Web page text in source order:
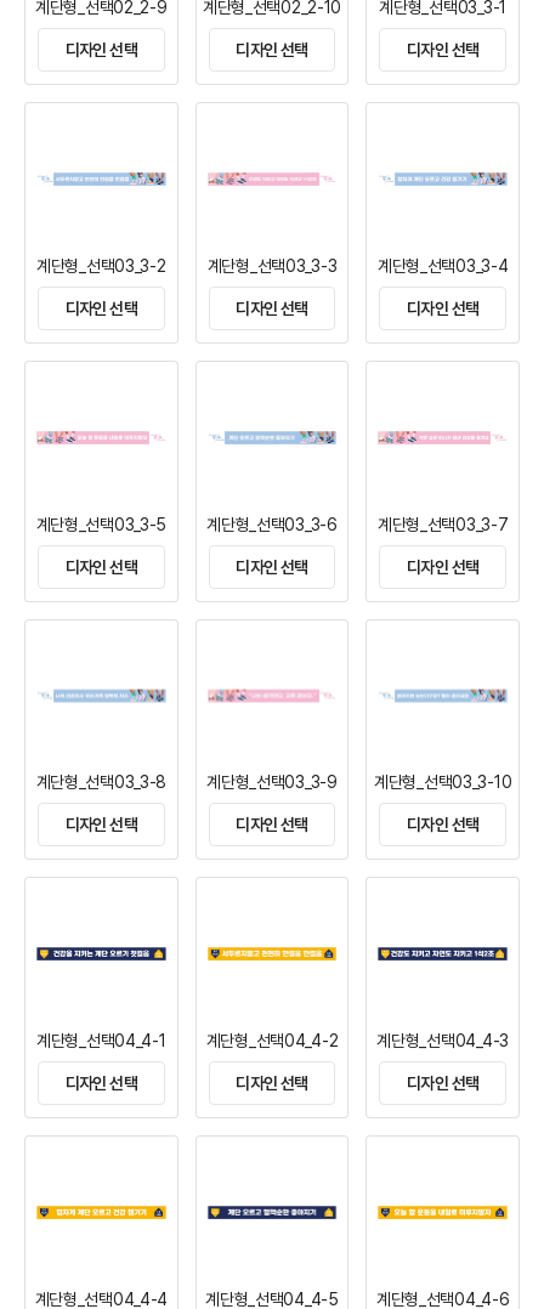
계단형_선택02_2-9
디자인 선택
계단형_선택02_2-10
디자인 선택
계단형_선택03_3-1
디자인 선택
계단형_선택03_3-2
디자인 선택
계단형_선택03_3-3
디자인 선택
계단형_선택03_3-4
디자인 선택
계단형_선택03_3-5
디자인 선택
계단형_선택03_3-6
디자인 선택
계단형_선택03_3-7
디자인 선택
계단형_선택03_3-8
디자인 선택
계단형_선택03_3-9
디자인 선택
계단형_선택03_3-10
디자인 선택
계단형_선택04_4-1
디자인 선택
계단형_선택04_4-2
디자인 선택
계단형_선택04_4-3
디자인 선택
계단형_선택04_4-4 계단형_선택04_4-5 계단형_선택04_4-6